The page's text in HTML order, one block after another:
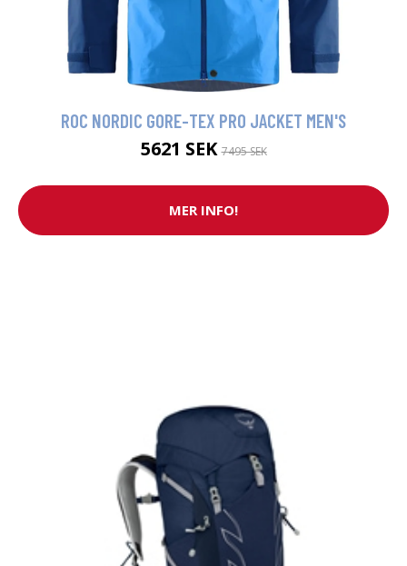
ROC NORDIC GORE-TEX PRO JACKET MEN'S
5621 SEK7495 SEK
MER INFO!